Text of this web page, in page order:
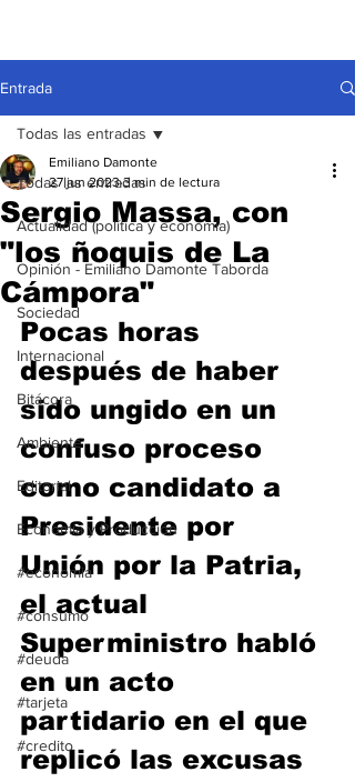
Entrada
Todas las entradas
Actualidad (política y economía)
Opinión - Emiliano Damonte Taborda
Sociedad
Internacional
Bitácora
Ambiente
Editorial
Economía y Producción
#economia
#consumo
#deuda
#tarjeta
#credito
Todas las entradas
Sergio Massa, con
"los ñoquis de La
Cámpora"
Emiliano Damonte
27 jun 2023 3 min de lectura
Pocas horas
después de haber
sido ungido en un
confuso proceso
como candidato a
Presidente por
Unión por la Patria,
el actual
Superministro habló
en un acto
partidario en el que
replicó las excusas